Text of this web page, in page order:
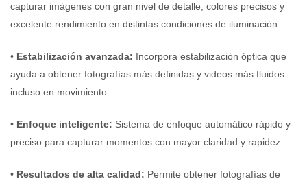
capturar imágenes con gran nivel de detalle, colores precisos y
excelente rendimiento en distintas condiciones de iluminación.
• Estabilización avanzada: Incorpora estabilización óptica que
ayuda a obtener fotografías más definidas y videos más fluidos
incluso en movimiento.
• Enfoque inteligente: Sistema de enfoque automático rápido y
preciso para capturar momentos con mayor claridad y rapidez.
• Resultados de alta calidad: Permite obtener fotografías de